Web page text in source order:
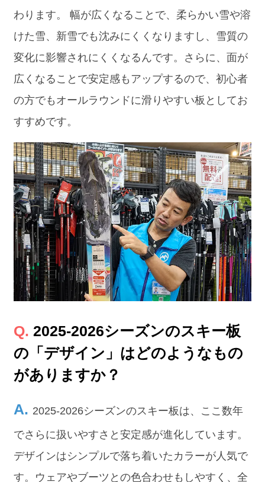
わります。 幅が広くなることで、柔らかい雪や溶
けた雪、新雪でも沈みにくくなりますし、雪質の
変化に影響されにくくなるんです。さらに、面が
広くなることで安定感もアップするので、初心者
の方でもオールラウンドに滑りやすい板としてお
すすめです。
2025-2026シーズンのスキー板
の「デザイン」はどのようなもの
がありますか？
2025-2026シーズンのスキー板は、ここ数年
でさらに扱いやすさと安定感が進化しています。
デザインはシンプルで落ち着いたカラーが人気で
す。ウェアやブーツとの色合わせもしやすく、全